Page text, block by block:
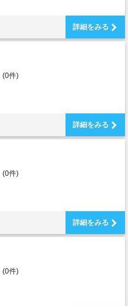
詳細をみる
(0件)
詳細をみる
(0件)
詳細をみる
(0件)